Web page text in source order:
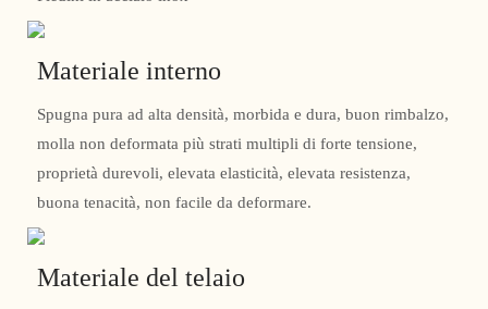
Materiale interno
Spugna pura ad alta densità, morbida e dura, buon rimbalzo,
molla non deformata più strati multipli di forte tensione,
proprietà durevoli, elevata elasticità, elevata resistenza,
buona tenacità, non facile da deformare.
Materiale del telaio